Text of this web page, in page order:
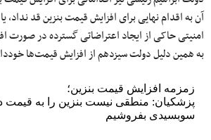
آن به اقدام نهایی برای افزایش قیمت بنزین قد نداد،
امنیتی حاکی از ایجاد اعتراضاتی گسترده در صورت
به همین دلیل دولت سیزدهم از افزایش قیمت‌ها
زمزمه افزایش قیمت بنزین؛
پزشکیان: منطقی نیست بنزین را به قیمت
سوبسیدی بفروشیم